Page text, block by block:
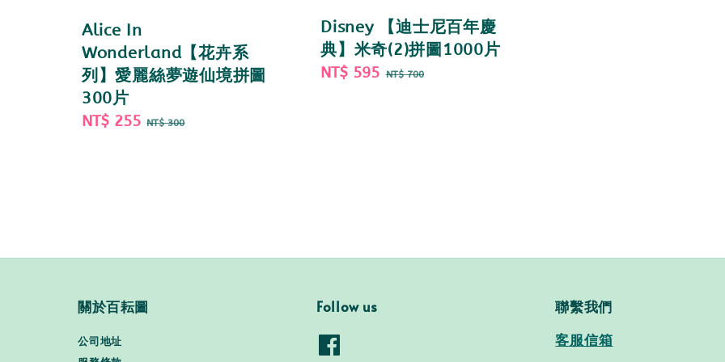
Alice In
Wonderland【花卉系
列】愛麗絲夢遊仙境拼圖
300片
Sale
NT$ 255 Regular
NT$ 300
Disney 【迪士尼百年慶
典】米奇(2)拼圖1000片
Sale
NT$ 595 Regular
NT$ 700
關於百耘圖
公司地址
Follow us 聯繫我們
客服信箱